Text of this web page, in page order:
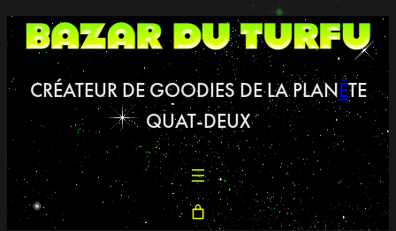
CRÉATEUR DE GOODIES DE LA PLANÈTE
QUAT-DEUX